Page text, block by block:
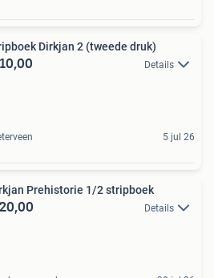
Dirkjan 2 (tweede druk)
Details
5 jul 26
Prehistorie 1/2 stripboek
Details